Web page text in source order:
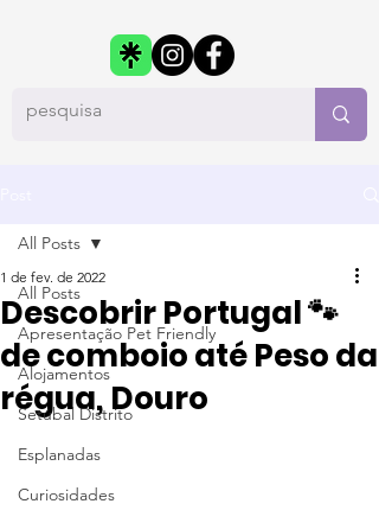
All Posts
Apresentação Pet Friendly
Alojamentos
Setúbal Distrito
Esplanadas
Curiosidades
All Posts
Descobrir Portugal 🐾
de comboio até Peso da
régua, Douro
1 de fev. de 2022